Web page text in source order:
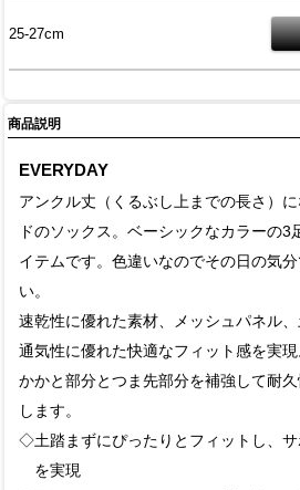
25-27cm
商品説明
EVERYDAY
アンクル丈（くるぶし上までの長さ）
ドのソックス。ベーシックなカラーの3
イテムです。色違いなのでその日の気
い。
速乾性に優れた素材、メッシュパネル、
通気性に優れた快適なフィット感を実現
かかと部分とつま先部分を補強して耐
します。
◇土踏まずにぴったりとフィットし、
を実現